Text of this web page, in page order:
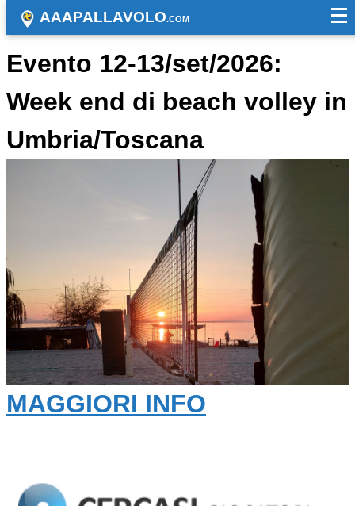
AAAPALLAVOLO.COM
Evento 12-13/set/2026:
Week end di beach volley in
Umbria/Toscana
MAGGIORI INFO